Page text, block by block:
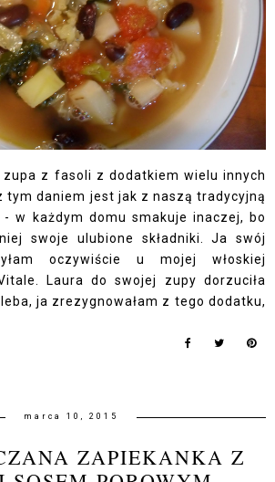
zupa z fasoli z dodatkiem wielu innych
tym daniem jest jak z naszą tradycyjną
- w każdym domu smakuje inaczej, bo
swoje ulubione składniki. Ja swój
oczywiście u mojej włoskiej
Laura do swojej zupy dorzuciła
ja zrezygnowałam z tego dodatku,
marca 10, 2015
ZAPIEKANKA Z